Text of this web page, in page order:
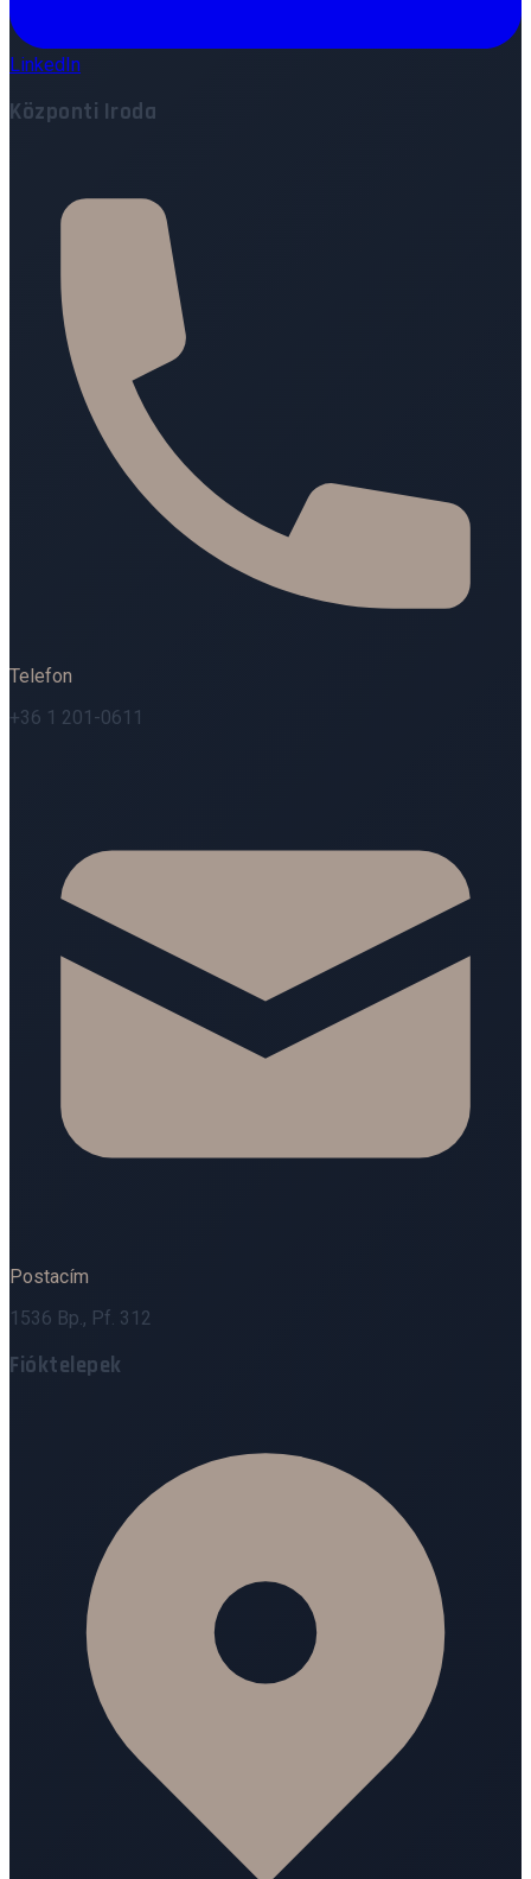
LinkedIn
Központi Iroda
Telefon
+36 1 201-0611
Postacím
1536 Bp., Pf. 312
Fióktelepek